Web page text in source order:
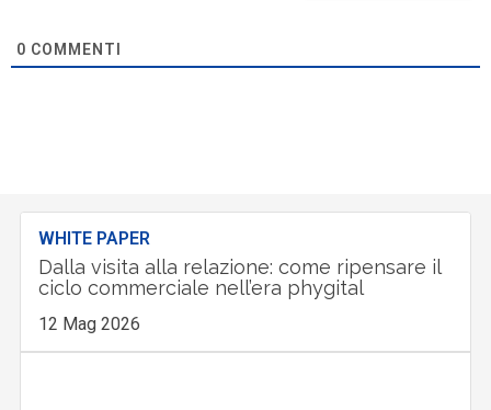
0 COMMENTI
WHITE PAPER
Dalla visita alla relazione: come ripensare il
ciclo commerciale nell’era phygital
12 Mag 2026